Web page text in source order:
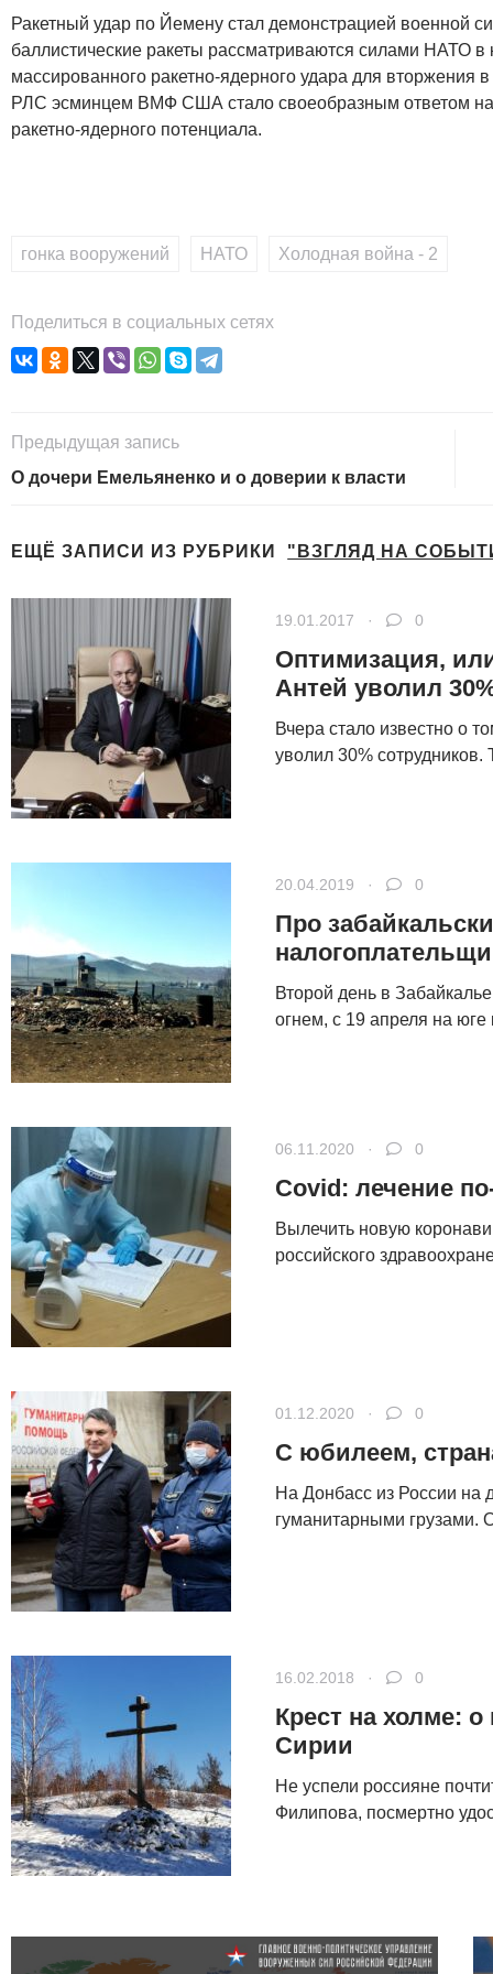
Ракетный удар по Йемену стал демонстрацией военной
баллистические ракеты рассматриваются силами НАТО
массированного ракетно-ядерного удара для вторжения
РЛС эсминцем ВМФ США стало своеобразным ответом
ракетно-ядерного потенциала.
гонка вооружений НАТО Холодная война - 2
Поделиться в социальных сетях
Предыдущая запись
О дочери Емельяненко и о доверии к власти
ЕЩЁ ЗАПИСИ ИЗ РУБРИКИ "ВЗГЛЯД НА
19.01.2017 · 0
Оптимизация,
Антей уволил
Вчера стало известно о
уволил 30% сотрудников.
20.04.2019 · 0
Про
Второй день в
огнем, с 19 апреля на юге
06.11.2020 · 0
Covid: лечение
Вылечить новую
российского
01.12.2020 · 0
С юбилеем,
На Донбасс из России на
гуманитарными грузами.
16.02.2018 · 0
Крест на холме:
Сирии
Не успели россияне
Филипова, посмертно
Набиулину и
ключевую ставку